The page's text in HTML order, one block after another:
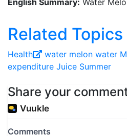
English Summary: Water
Related Topics
Health water melon water
expenditure Juice Summer
Share your